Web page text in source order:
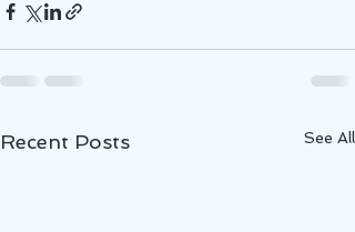
Recent Posts See All